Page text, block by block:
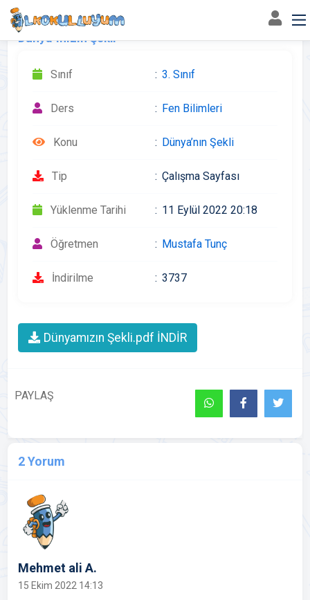
Dünya`mızın Şekli
Sınıf 3. Sınıf
Ders Fen Bilimleri
Konu Dünya’nın Şekli
Tip Çalışma Sayfası
Yüklenme Tarihi 11 Eylül 2022 20:18
Öğretmen Mustafa Tunç
İndirilme 3737
Dünyamızın Şekli.pdf İNDİR
PAYLAŞ
2 Yorum
Mehmet ali A.
15 Ekim 2022 14:13